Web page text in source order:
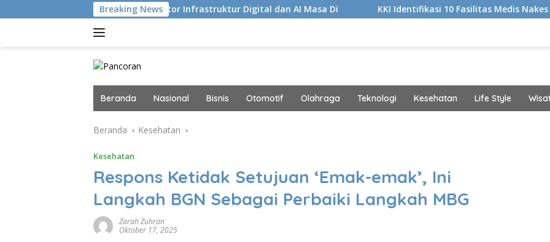
ke
Breaking News
Navigator Infrastruktur Digital dan AI Masa Di KKI Identifikasi 10 Fasilitas Medis Nakes yang Diduga
Beranda Nasional Bisnis Otomotif Olahraga Teknologi Kesehatan Life Style
Beranda Kesehatan
Kesehatan
Respons Ketidak Setujuan ‘Emak-emak’, Ini
Langkah BGN Sebagai Perbaiki Langkah MBG
Zarah Zuhran
Oktober 17, 2025